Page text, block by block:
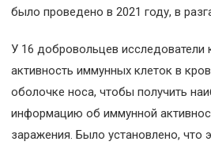
было проведено в 2021 году, в
У 16 добровольцев исследователи
активность иммунных клеток в
оболочке носа, чтобы получить
информацию об иммунной
заражения. Было установлено, что